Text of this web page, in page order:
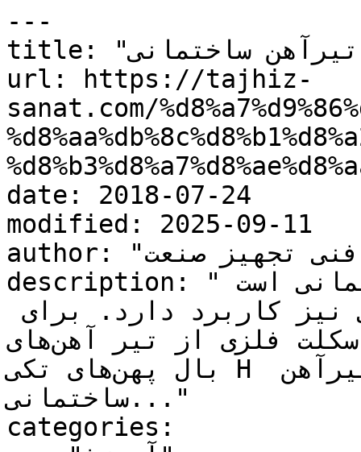
---
title: "انواع تیرآهن ساختمانی"
url: https://tajhiz-
sanat.com/
date: 2018-07-24
modified: 2025-09-11
author: "کارشناس فنی تجهیز صنعت"
description: "‌تیرآهن اساسی‌ترین پروفیل ساختمانی است
ساختن ستون‌های اسکلت فلزی‌ از تیر آهن‌های I دوبل ‌یا
بال پهن‌های تکی‌ H ‌شکل استفاده می‌شود. تیرآهن
ساختمانی..."
categories: